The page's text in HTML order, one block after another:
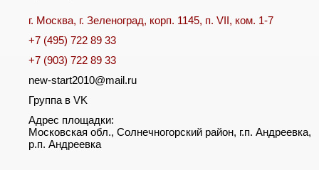
г. Москва, г. Зеленоград, корп. 1145, п. VII, ком. 1-7
+7 (495) 722 89 33
+7 (903) 722 89 33
new-start2010@mail.ru
Группа в VK
Адрес площадки:
Московская обл., Солнечногорский район, г.п. Андреевка,
р.п. Андреевка